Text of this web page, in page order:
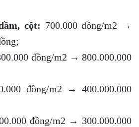
cột: 700.000 đồng/m2 →
đồng/m2 → 800.000.000
đồng/m2 → 400.000.000
đồng/m2 → 300.000.000